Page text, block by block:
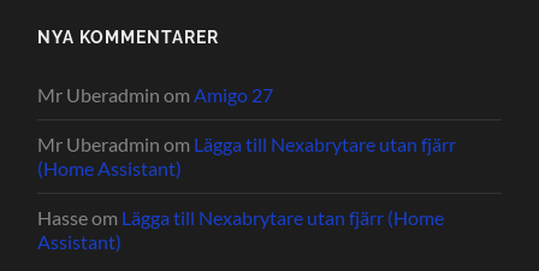
NYA KOMMENTARER
Mr Uberadmin omAmigo 27
Mr Uberadmin om Lägga till Nexabrytare utan fjärr
(Home Assistant)
Hasseom Lägga till Nexabrytare utan fjärr (Home
Assistant)